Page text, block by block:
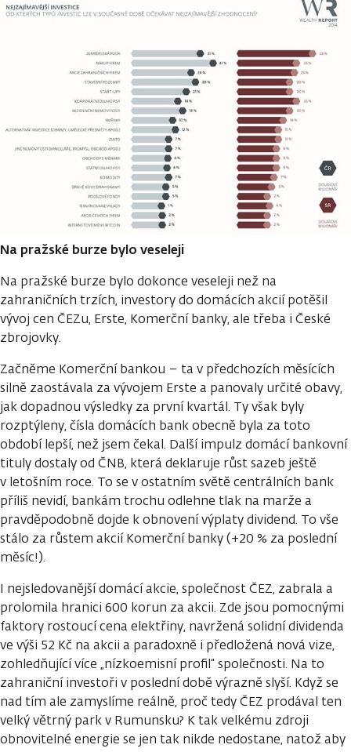
Na pražské burze bylo veseleji
Na pražské burze bylo dokonce veseleji než na
zahraničních trzích, investory do domácích akcií potěšil
vývoj cen ČEZu, Erste, Komerční banky, ale třeba i České
zbrojovky.
Začněme Komerční bankou – ta v předchozích měsících
silně zaostávala za vývojem Erste a panovaly určité obavy,
jak dopadnou výsledky za první kvartál. Ty však byly
rozptýleny, čísla domácích bank obecně byla za toto
období lepší, než jsem čekal. Další impulz domácí bankovní
tituly dostaly od ČNB, která deklaruje růst sazeb ještě
v letošním roce. To se v ostatním světě centrálních bank
příliš nevidí, bankám trochu odlehne tlak na marže a
pravděpodobně dojde k obnovení výplaty dividend. To vše
stálo za růstem akcií Komerční banky (+20 % za poslední
měsíc!).
I nejsledovanější domácí akcie, společnost ČEZ, zabrala a
prolomila hranici 600 korun za akcii. Zde jsou pomocnými
faktory rostoucí cena elektřiny, navržená solidní dividenda
ve výši 52 Kč na akcii a paradoxně i předložená nová vize,
zohledňující více „nízkoemisní profil“ společnosti. Na to
zahraniční investoři v poslední době výrazně slyší. Když se
nad tím ale zamyslíme reálně, proč tedy ČEZ prodával ten
velký větrný park v Rumunsku? K tak velkému zdroji
obnovitelné energie se jen tak nikde nedostane, natož aby